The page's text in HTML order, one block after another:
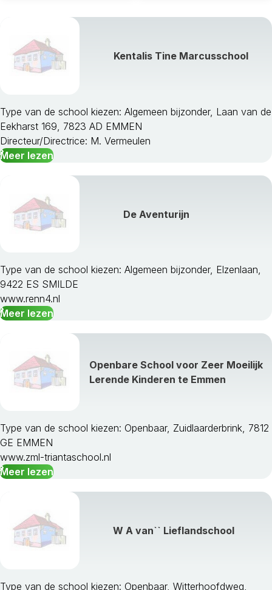
Kentalis Tine Marcusschool
Type van de school kiezen: Algemeen bijzonder, Laan van de
Eekharst 169, 7823 AD EMMEN
Directeur/Directrice: M. Vermeulen
Meer lezen
De Aventurijn
Type van de school kiezen: Algemeen bijzonder, Elzenlaan,
9422 ES SMILDE
www.renn4.nl
Meer lezen
Openbare School voor Zeer Moeilijk
Lerende Kinderen te Emmen
Type van de school kiezen: Openbaar, Zuidlaarderbrink, 7812
GE EMMEN
www.zml-triantaschool.nl
Meer lezen
W A van`` Lieflandschool
Type van de school kiezen: Openbaar, Witterhoofdweg,